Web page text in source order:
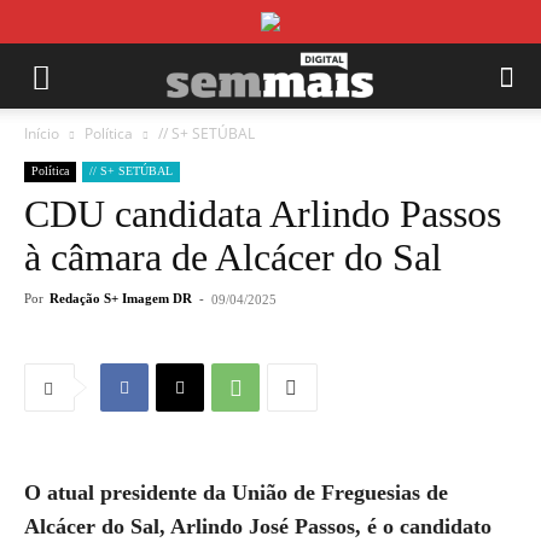
Início Política // S+ SETÚBAL
Política // S+ SETÚBAL
CDU candidata Arlindo Passos
à câmara de Alcácer do Sal
Por Redação S+ Imagem DR - 09/04/2025
O atual presidente da União de Freguesias de
Alcácer do Sal, Arlindo José Passos, é o candidato